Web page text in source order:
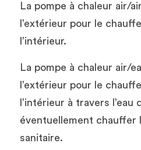
La pompe à chaleur air/
l’extérieur pour le
l’intérieur.
La pompe à chaleur air/
l’extérieur pour le
l’intérieur à travers
éventuellement chauffer
sanitaire.